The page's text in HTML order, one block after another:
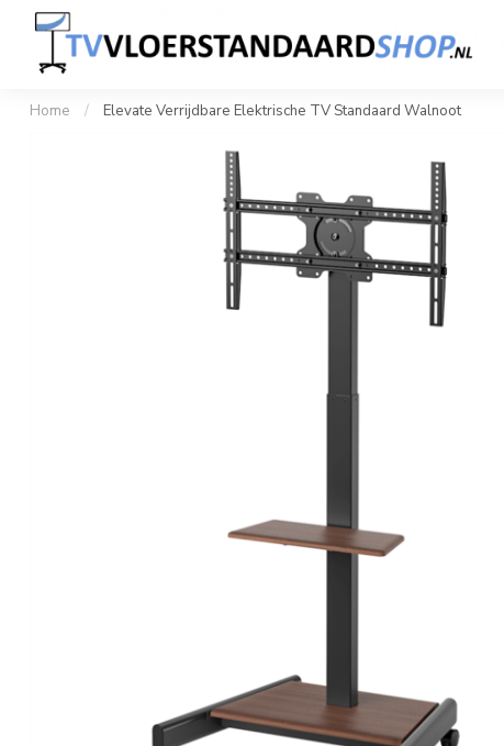
Home
Home / Elevate Verrijdbare Elektrische TV Standaard Walnoot